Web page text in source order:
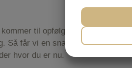
til opfølgning med kontrol
Så får vi en snak om hvordan det
hvor du er nu.